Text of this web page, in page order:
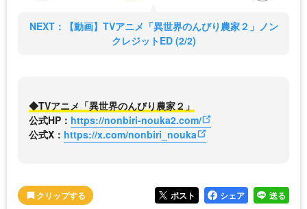
NEXT：【動画】TVアニメ「異世界のんびり農家２」ノン
クレジットED (2/2)
◆TVアニメ「異世界のんびり農家２」
公式HP： https://nonbiri-nouka2.com/
公式X： https://x.com/nonbiri_nouka
ポスト シェア 送る